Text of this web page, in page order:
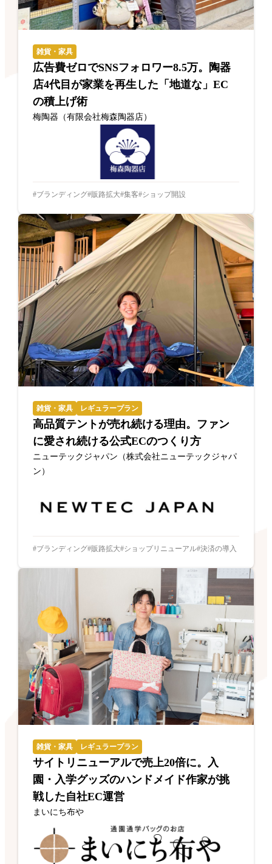
雑貨・家具
広告費ゼロでSNSフォロワー8.5万。陶器
店4代目が家業を再生した「地道な」EC
の積上げ術
梅陶器（有限会社梅森陶器店）
ブランディング 販路拡大 集客 ショップ開設
雑貨・家具 レギュラープラン
高品質テントが売れ続ける理由。ファン
に愛され続ける公式ECのつくり方
ニューテックジャパン（株式会社ニューテックジャパ
ン）
ブランディング 販路拡大 ショップリニューアル 決済の導入
雑貨・家具 レギュラープラン
サイトリニューアルで売上20倍に。入
園・入学グッズのハンドメイド作家が挑
戦した自社EC運営
まいにち布や